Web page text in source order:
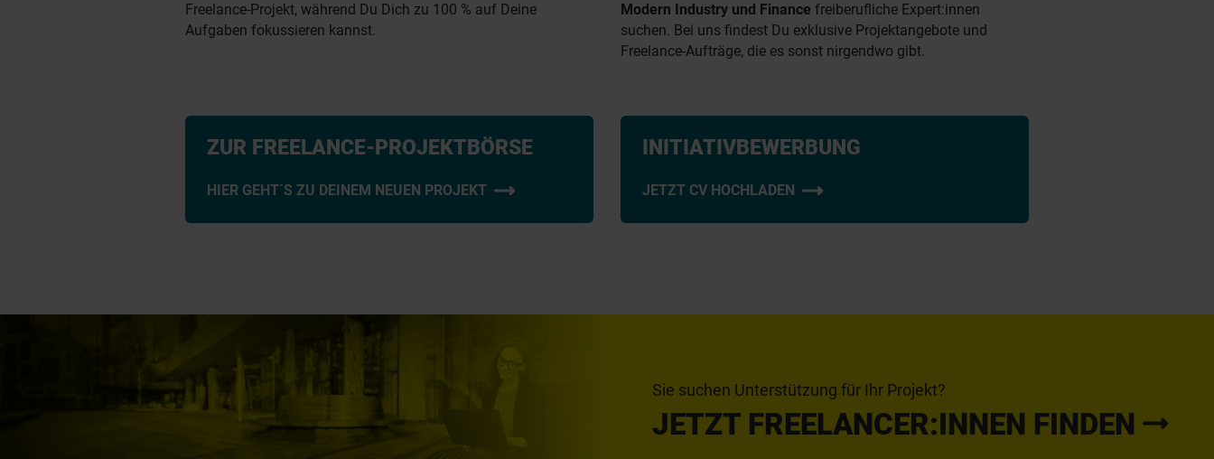
Freelance-Projekt, während Du Dich zu 100 % auf Deine
Aufgaben fokussieren kannst.
Modern Industry und Finance freiberufliche Expert:innen
suchen. Bei uns findest Du exklusive Projektangebote und
Freelance-Aufträge, die es sonst nirgendwo gibt.
ZUR FREELANCE-PROJEKTBÖRSE
HIER GEHT´S ZU DEINEM NEUEN PROJEKT
INITIATIVBEWERBUNG
JETZT CV HOCHLADEN
Sie suchen Unterstützung für Ihr Projekt?
JETZT FREELANCER:INNEN FINDEN